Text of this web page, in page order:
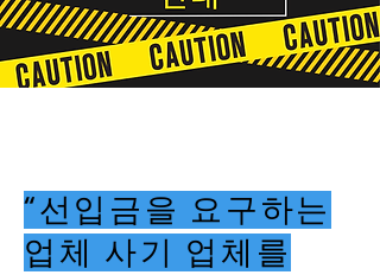
“선입금을 요구하는
업체 사기 업체를